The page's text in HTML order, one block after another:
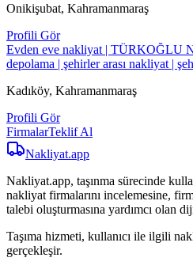
Onikişubat, Kahramanmaraş
Profili Gör
Evden eve nakliyat | TÜRKOĞLU
depolama | şehirler arası nakliyat |
Kadıköy, Kahramanmaraş
Profili Gör
FirmalarTeklif Al
Nakliyat.app
Nakliyat.app, taşınma sürecinde
nakliyat firmalarını incelemesine,
talebi oluşturmasına yardımcı olan
Taşıma hizmeti, kullanıcı ile ilgili
gerçekleşir.